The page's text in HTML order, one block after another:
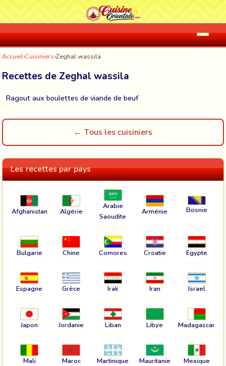
Accueil›Cuisiniers›Zeghal wassila
Recettes de Zeghal wassila
Ragout aux boulettes de viande de beuf
← Tous les cuisiniers
Les recettes par pays
Afghanistan Algérie
Arabie
Saoudite
Arménie Bosnie
Bulgarie Chine Comores Croatie Egypte
Espagne Grèce Irak Iran Israel
Japon Jordanie Liban Libye Madagascar
Mali Maroc Martinique Mauritanie Mexique